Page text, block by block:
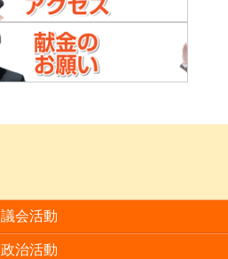
議会活動
政治活動